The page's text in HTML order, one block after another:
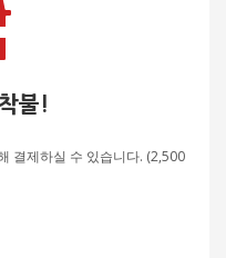
불!
결제하실 수 있습니다. (2,500